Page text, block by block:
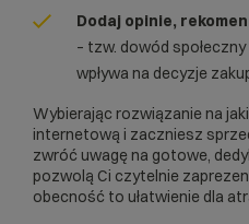
Dodaj opinie,
– tzw. dowód
wpływa na decyzje
Wybierając rozwiązanie na
internetową i zaczniesz
zwróć uwagę na gotowe,
pozwolą Ci czytelnie
obecność to ułatwienie dla